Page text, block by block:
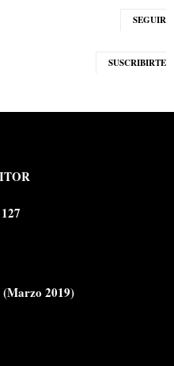
SEGUIR
SUSCRIBIRTE
(Marzo 2019)